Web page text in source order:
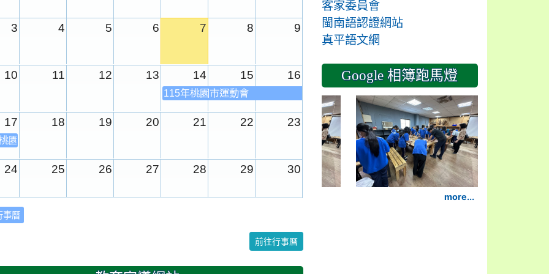
3 4 5 6 7 8 9
10 11 12 13 14 15 16
115年桃園市運動會
17 18 19 20 21 22 23
園市運動會
24 25 26 27 28 29 30
31
事曆
前往行事曆
客家委員會
閩南語認證網站
真平語文網
Google 相簿跑馬燈
2024-11-14 六年
more...